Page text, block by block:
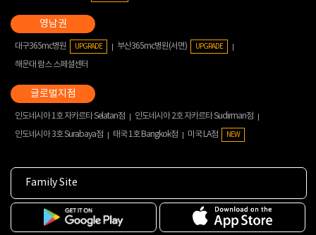
대구365mc병원 UPGRADE 부산365mc병원(서면) UPGRADE
해운대 람스 스페셜센터
인도네시아 1호 자카르타 Selatan점
인도네시아 2호 자카르타 Sudirman점
인도네시아 3호 Surabaya점
태국 1호 Bangkok점 미국 LA점 NEW
Family Site